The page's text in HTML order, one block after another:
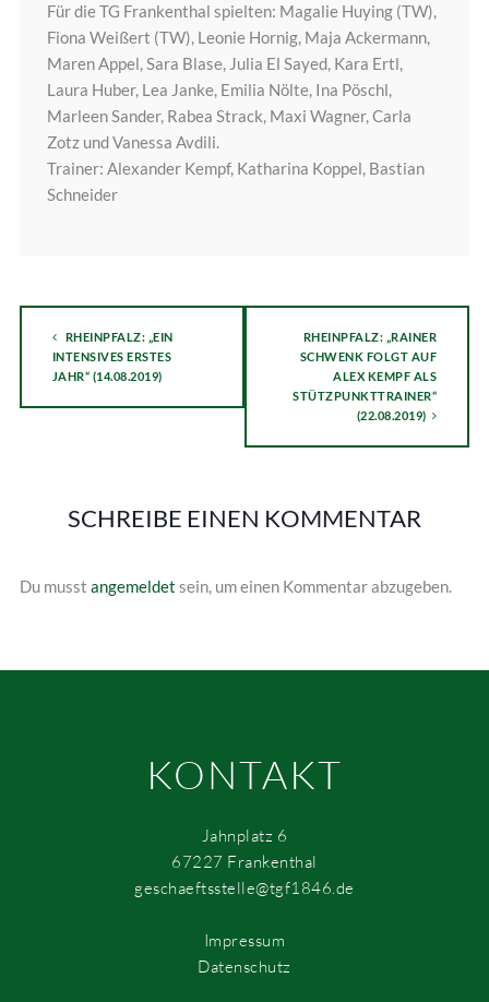
Für die TG Frankenthal spielten: Magalie Huying (TW),
Fiona Weißert (TW), Leonie Hornig, Maja Ackermann,
Maren Appel, Sara Blase, Julia El Sayed, Kara Ertl,
Laura Huber, Lea Janke, Emilia Nölte, Ina Pöschl,
Marleen Sander, Rabea Strack, Maxi Wagner, Carla
Zotz und Vanessa Avdili.
Trainer: Alexander Kempf, Katharina Koppel, Bastian
Schneider
RHEINPFALZ: „EIN
INTENSIVES ERSTES
JAHR“ (14.08.2019)
RHEINPFALZ: „RAINER
SCHWENK FOLGT AUF
ALEX KEMPF ALS
STÜTZPUNKTTRAINER“
(22.08.2019)
SCHREIBE EINEN KOMMENTAR
Du musst angemeldet sein, um einen Kommentar abzugeben.
KONTAKT
Jahnplatz 6
67227 Frankenthal
geschaeftsstelle@tgf1846.de
Impressum
Datenschutz